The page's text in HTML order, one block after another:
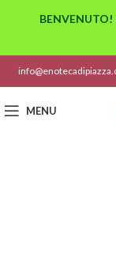
MENU
BENVENUTO!